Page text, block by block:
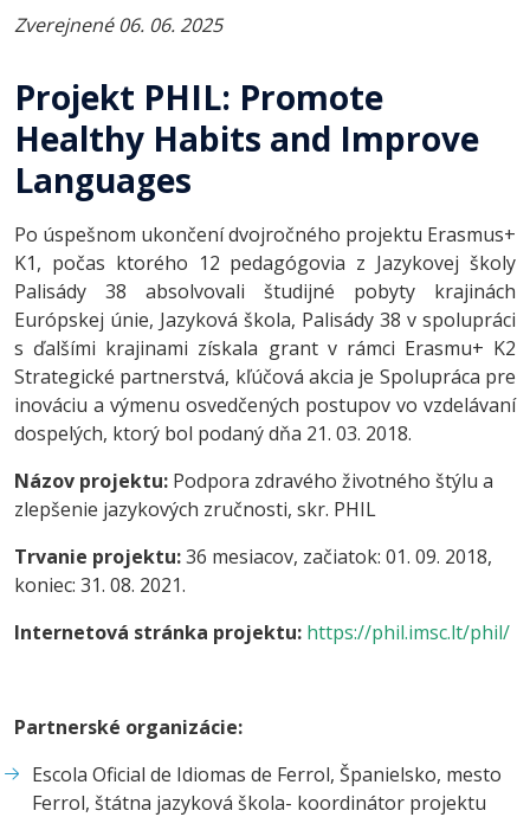
Zverejnené 06. 06. 2025
Projekt PHIL: Promote
Healthy Habits and Improve
Languages
Po úspešnom ukončení dvojročného projektu Erasmus+
K1, počas ktorého 12 pedagógovia z Jazykovej školy
Palisády 38 absolvovali študijné pobyty krajinách
Európskej únie, Jazyková škola, Palisády 38 v spolupráci
s ďalšími krajinami získala grant v rámci Erasmu+ K2
Strategické partnerstvá, kľúčová akcia je Spolupráca pre
inováciu a výmenu osvedčených postupov vo vzdelávaní
dospelých, ktorý bol podaný dňa 21. 03. 2018.
Názov projektu: Podpora zdravého životného štýlu a
zlepšenie jazykových zručnosti, skr. PHIL
Trvanie projektu:36 mesiacov, začiatok: 01. 09. 2018,
koniec: 31. 08. 2021.
Internetová stránka projektu: https://phil.imsc.lt/phil/
Partnerské organizácie:
Escola Oficial de Idiomas de Ferrol, Španielsko, mesto
Ferrol, štátna jazyková škola- koordinátor projektu